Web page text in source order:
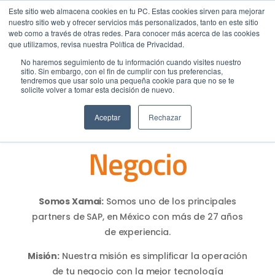
Este sitio web almacena cookies en tu PC. Estas cookies sirven para mejorar
nuestro sitio web y ofrecer servicios más personalizados, tanto en este sitio
web como a través de otras redes. Para conocer más acerca de las cookies
que utilizamos, revisa nuestra Política de Privacidad.
No haremos seguimiento de tu información cuando visites nuestro
sitio. Sin embargo, con el fin de cumplir con tus preferencias,
tendremos que usar solo una pequeña cookie para que no se te
solicite volver a tomar esta decisión de nuevo.
Aceptar Rechazar
Menu Llamar
EMPIEZA AQUÍ
Inicio
Casos de Éxito
Contacto
Partner SAP en tu Ciudad
Partners Estratégicos
EXPLORAR SOLUIONES
Innovación que
Evoluciona tu
Negocio
Somos Xamai: Somos uno de los principales
partners de SAP, en México con más de 27 años
de experiencia.
Misión: Nuestra misión es simplificar la operación
de tu negocio con la mejor tecnología